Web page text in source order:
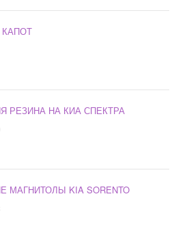
КАПОТ
РЕЗИНА НА КИА СПЕКТРА
МАГНИТОЛЫ KIA SORENTO